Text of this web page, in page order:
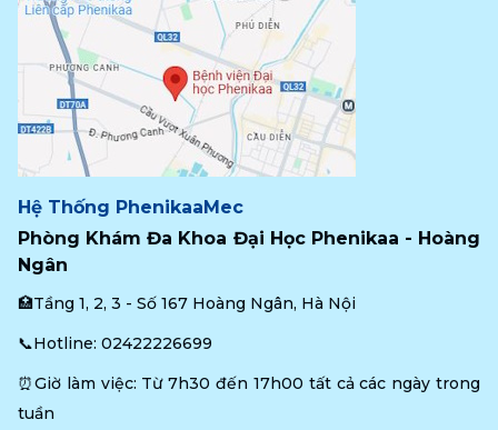
Hệ Thống PhenikaaMec
Phòng Khám Đa Khoa Đại Học Phenikaa - Hoàng
Ngân
🏥Tầng 1, 2, 3 - Số 167 Hoàng Ngân, Hà Nội
📞Hotline: 02422226699
⏰Giờ làm việc: Từ 7h30 đến 17h00 tất cả các ngày trong
tuần